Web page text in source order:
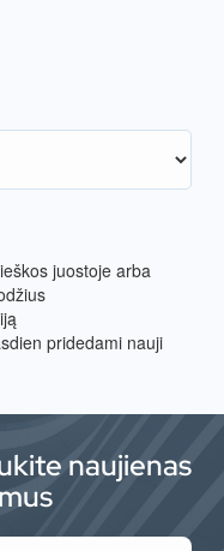
juostoje arba
pridedami nauji
naujienas